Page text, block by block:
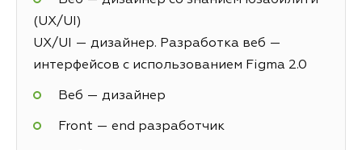
(UX/UI)
UX/UI — дизайнер. Разработка веб —
интерфейсов с использованием Figma 2.0
Веб — дизайнер
Front — end разработчик